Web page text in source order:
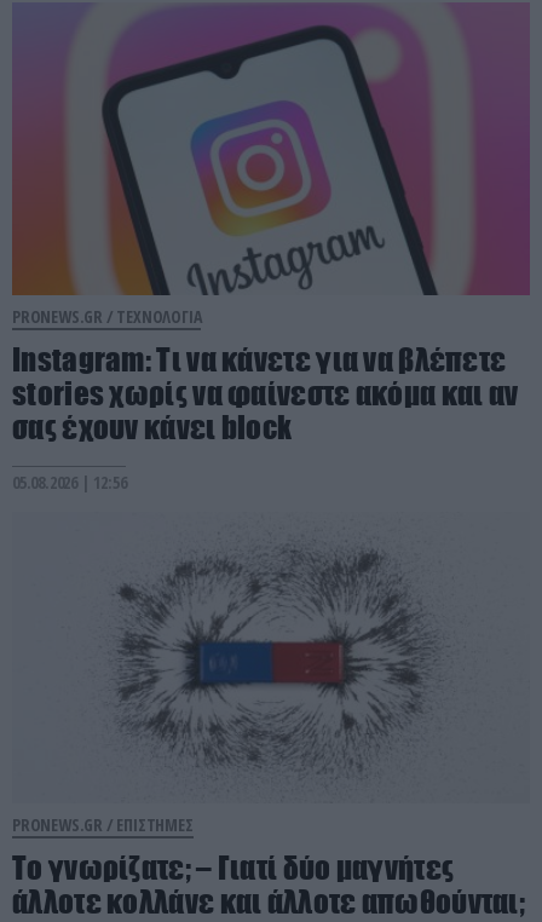
PRONEWS.GR / ΤΕΧΝΟΛΟΓΙΑ
Instagram: Τι να κάνετε για να βλέπετε
stories χωρίς να φαίνεστε ακόμα και αν
σας έχουν κάνει block
05.08.2026 | 12:56
PRONEWS.GR / ΕΠΙΣΤΗΜΕΣ
Το γνωρίζατε; – Γιατί δύο μαγνήτες
άλλοτε κολλάνε και άλλοτε απωθούνται;